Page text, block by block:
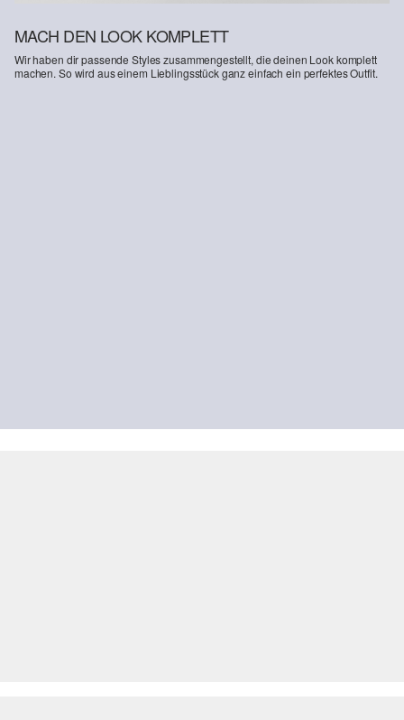
MACH DEN LOOK KOMPLETT
Wir haben dir passende Styles zusammengestellt, die deinen Look komplett
machen. So wird aus einem Lieblingsstück ganz einfach ein perfektes Outfit.